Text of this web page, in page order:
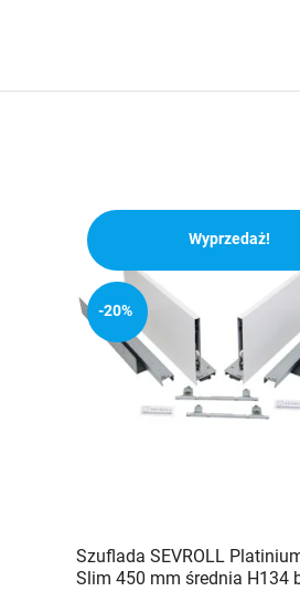
Wyprzedaż!
-20%
Szuflada SEVROLL
Slim 450 mm średnia H134